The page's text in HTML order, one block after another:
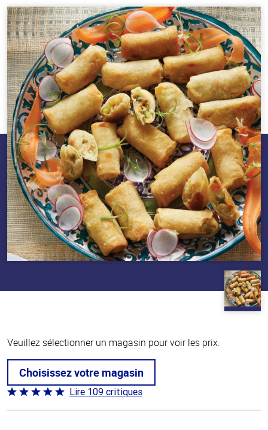
Veuillez sélectionner un magasin pour voir les prix.
Choisissez votre magasin
Coté
4.8 sur
Lire 109 critiques